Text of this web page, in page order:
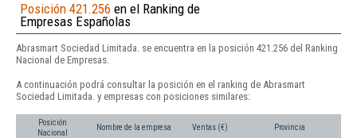
Posición 421.256 en el Ranking de
Empresas Españolas
Abrasmart Sociedad Limitada. se encuentra en la posición 421.256 del Ranking
Nacional de Empresas.
A continuación podrá consultar la posición en el ranking de Abrasmart
Sociedad Limitada. y empresas con posiciones similares:
Posición
Nacional
Nombre de la empresa Ventas (€) Provincia